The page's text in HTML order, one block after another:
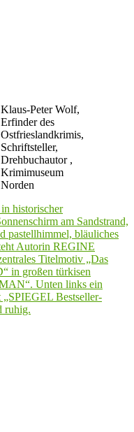
Klaus-Peter Wolf,
Erfinder des
Ostfrieslandkrimis,
Schriftsteller,
Drehbuchautor ,
Krimimuseum
Norden